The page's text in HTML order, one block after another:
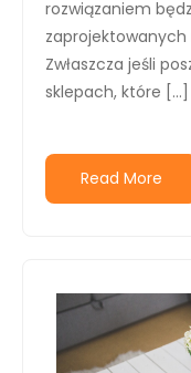
rozwiązaniem
Zwłaszcza jeśli
sklepach, które […]
Read More